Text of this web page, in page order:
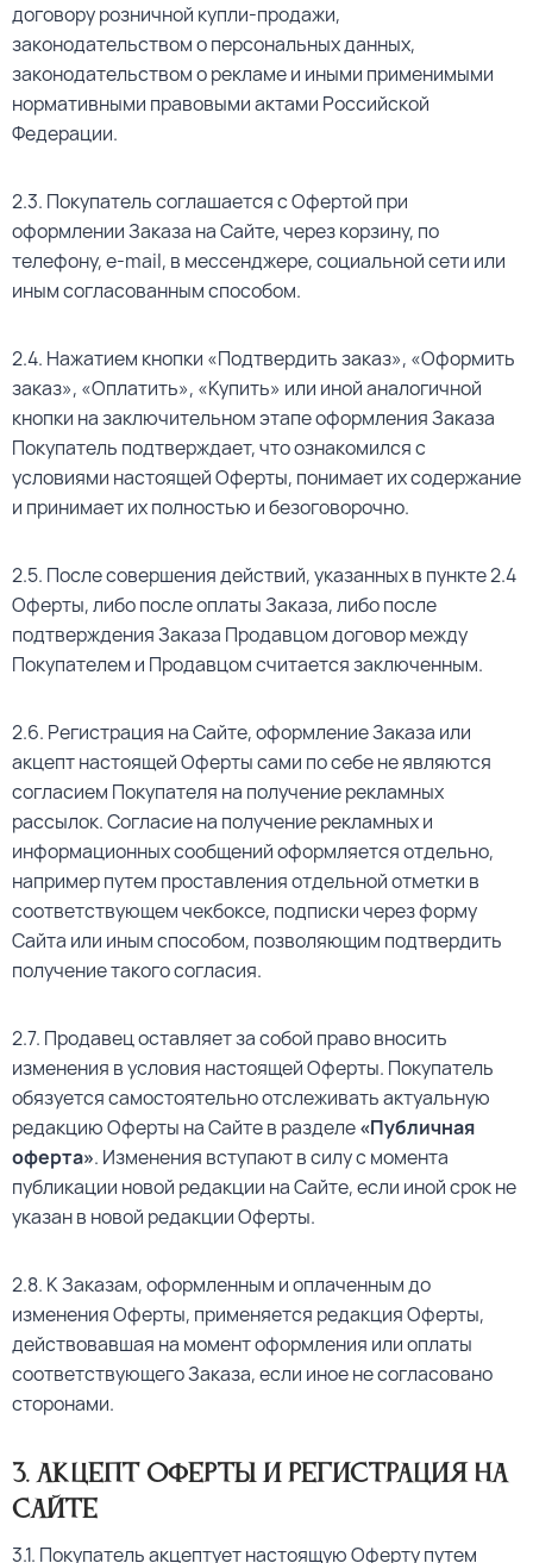
договору розничной купли-продажи,
законодательством о персональных данных,
законодательством о рекламе и иными применимыми
нормативными правовыми актами Российской
Федерации.
2.3. Покупатель соглашается с Офертой при
оформлении Заказа на Сайте, через корзину, по
телефону, e-mail, в мессенджере, социальной сети или
иным согласованным способом.
2.4. Нажатием кнопки «Подтвердить заказ», «Оформить
заказ», «Оплатить», «Купить» или иной аналогичной
кнопки на заключительном этапе оформления Заказа
Покупатель подтверждает, что ознакомился с
условиями настоящей Оферты, понимает их содержание
и принимает их полностью и безоговорочно.
2.5. После совершения действий, указанных в пункте 2.4
Оферты, либо после оплаты Заказа, либо после
подтверждения Заказа Продавцом договор между
Покупателем и Продавцом считается заключенным.
2.6. Регистрация на Сайте, оформление Заказа или
акцепт настоящей Оферты сами по себе не являются
согласием Покупателя на получение рекламных
рассылок. Согласие на получение рекламных и
информационных сообщений оформляется отдельно,
например путем проставления отдельной отметки в
соответствующем чекбоксе, подписки через форму
Сайта или иным способом, позволяющим подтвердить
получение такого согласия.
2.7. Продавец оставляет за собой право вносить
изменения в условия настоящей Оферты. Покупатель
обязуется самостоятельно отслеживать актуальную
редакцию Оферты на Сайте в разделе«Публичная
оферта». Изменения вступают в силу с момента
публикации новой редакции на Сайте, если иной срок не
указан в новой редакции Оферты.
2.8. К Заказам, оформленным и оплаченным до
изменения Оферты, применяется редакция Оферты,
действовавшая на момент оформления или оплаты
соответствующего Заказа, если иное не согласовано
сторонами.
3. Акцепт Оферты и регистрация на
сайте
3.1. Покупатель акцептует настоящую Оферту путем